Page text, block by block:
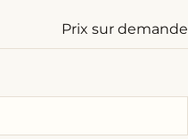
Prix sur demande